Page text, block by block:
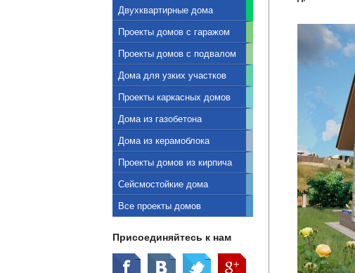
Двухквартирные дома
Проекты домов с гаражом
Проекты домов с подвалом
Дома для узких участков
Проекты каркасных домов
Дома из газобетона
Дома из керамоблока
Проекты домов из кирпича
Сейсмостойкие дома
Все проекты домов
Присоединяйтесь к нам